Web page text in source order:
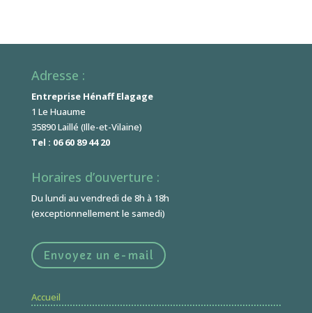
Adresse :
Entreprise Hénaff Elagage
1 Le Huaume
35890 Laillé (Ille-et-Vilaine)
Tel : 06 60 89 44 20
Horaires d’ouverture :
Du lundi au vendredi de 8h à 18h
(exceptionnellement le samedi)
Envoyez un e-mail
Accueil